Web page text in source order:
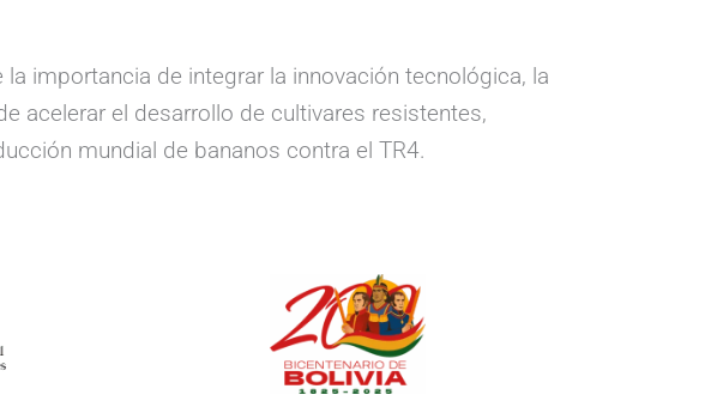
importancia de integrar la innovación tecnológica, la
acelerar el desarrollo de cultivares resistentes,
mundial de bananos contra el TR4.